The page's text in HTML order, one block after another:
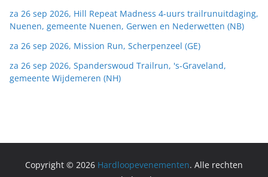
za 26 sep 2026, Hill Repeat Madness 4-uurs trailrunuitdaging,
Nuenen, gemeente Nuenen, Gerwen en Nederwetten (NB)
za 26 sep 2026, Mission Run, Scherpenzeel (GE)
za 26 sep 2026, Spanderswoud Trailrun, 's-Graveland,
gemeente Wijdemeren (NH)
Copyright © 2026 Hardloopevenementen. Alle rechten